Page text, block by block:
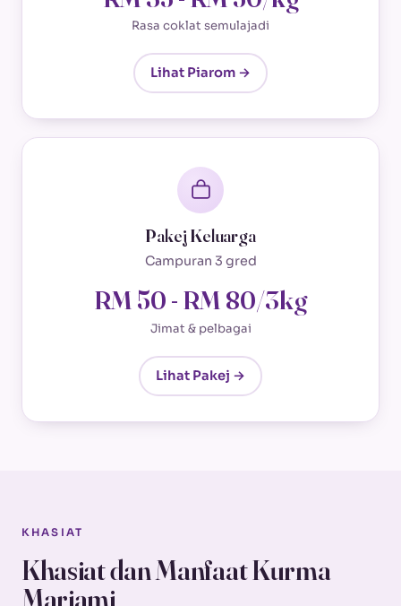
Rasa coklat semulajadi
Lihat Piarom →
Pakej Keluarga
Campuran 3 gred
RM 50 - RM 80/3kg
Jimat & pelbagai
Lihat Pakej →
KHASIAT
Khasiat dan Manfaat Kurma
Mariami